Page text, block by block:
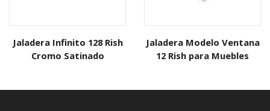
Jaladera Infinito 128 Rish
Cromo Satinado
Jaladera Modelo Ventana
12 Rish para Muebles